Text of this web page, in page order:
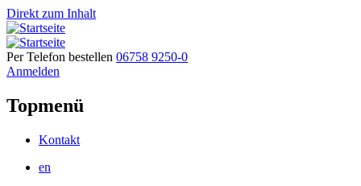
Direkt zum Inhalt
Per Telefon bestellen 06758 9250-0
Anmelden
Topmenü
Kontakt
en